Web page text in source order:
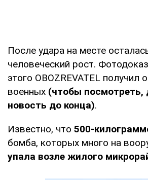
После удара на месте
человеческий рост.
этого OBOZREVATEL получил
военных (чтобы посмотреть,
новость до конца).
Известно, что 500-
бомба, которых много на
упала возле жилого